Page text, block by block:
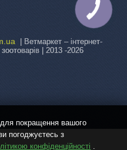
| Ветмаркет – інтернет-
| 2013 -2026
покращення вашого
погоджуєтесь з
конфіденційності .
КНОПКА
ЗВ'ЯЗКУ